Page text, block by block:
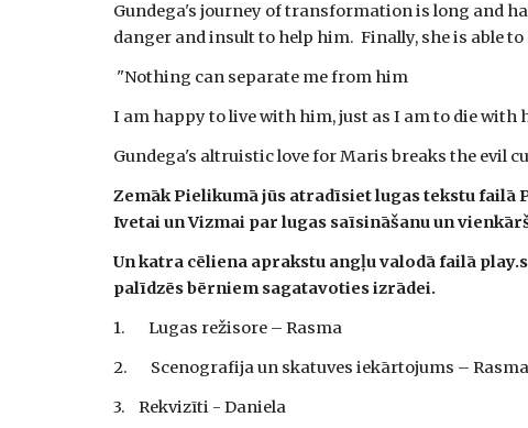
Gundega's journey of transformation is long and
danger and insult to help him.  Finally, she is able
"Nothing can separate me from him
I am happy to live with him, just as I am to die with
Gundega's altruistic love for Maris breaks the evil
Zemāk Pielikumā jūs atradīsiet lugas tekstu failā
Ivetai un Vizmai par lugas saīsināšanu un
Un katra cēliena aprakstu angļu valodā failā
palīdzēs bērniem sagatavoties izrādei.
1.       Lugas režisore – Rasma
2.       Scenografija un skatuves iekārtojums – Rasma
3.    Rekvizīti - Daniela